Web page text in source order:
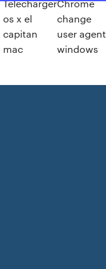
Telecharger
os x el
capitan
mac
Chrome
change
user agent
windows